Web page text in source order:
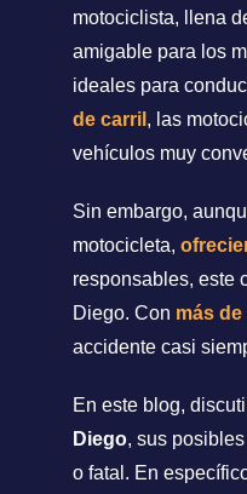
motociclista, llena
amigable para los
ideales para
de carril , las
vehículos muy
Sin embargo,
motocicleta,
responsables, este
Diego. Con más
accidente casi
En este blog,
Diego, sus
o fatal. En